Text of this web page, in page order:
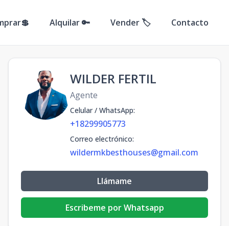
Alquilar 🔑 Vender 🏷️ Contacto
WILDER FERTIL
Agente
Celular / WhatsApp:
+18299905773
Correo electrónico:
wildermkbesthouses@gmail.com
Llámame
Escribeme por Whatsapp